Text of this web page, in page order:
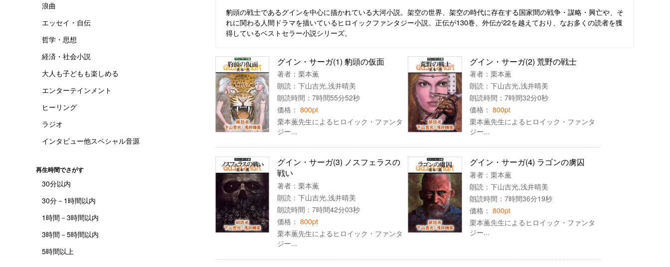
浪曲
エッセイ・自伝
哲学・思想
経済・社会小説
大人も子どもも楽しめる
エンターテインメント
ヒーリング
ラジオ
インタビュー他スペシャル音源
再生時間でさがす
30分以内
30分－1時間以内
1時間－3時間以内
3時間－5時間以内
5時間以上
豹頭の戦士であるグインを中心に描かれている大河小説。架空の世界、架空の時代に存在する国家間の戦争・謀略・興亡や、そ
れに関わる人間ドラマを描いているヒロイックファンタジー小説。正伝が130巻、外伝が22を越えており、なお多くの読者を獲
得しているベストセラー小説シリーズ。
グイン・サーガ(1) 豹頭の仮面
著者： 栗本薫
朗読： 下山吉光,浅井晴美
朗読時間：7時間55分52秒
価格： 800pt
栗本薫先生によるヒロイック・ファンタ
ジー...
グイン・サーガ(2) 荒野の戦士
著者：栗本薫
朗読：下山吉光,浅井晴美
朗読時間：7時間32分0秒
価格：800pt
栗本薫先生によるヒロイック・ファンタ
ジー...
グイン・サーガ(3) ノスフェラスの
戦い
著者： 栗本薫
朗読： 下山吉光,浅井晴美
朗読時間：7時間42分03秒
価格： 800pt
栗本薫先生によるヒロイック・ファンタ
ジー...
グイン・サーガ(4) ラゴンの虜囚
著者：栗本薫
朗読：下山吉光,浅井晴美
朗読時間：7時間36分19秒
価格：800pt
栗本薫先生によるヒロイック・ファンタ
ジー...